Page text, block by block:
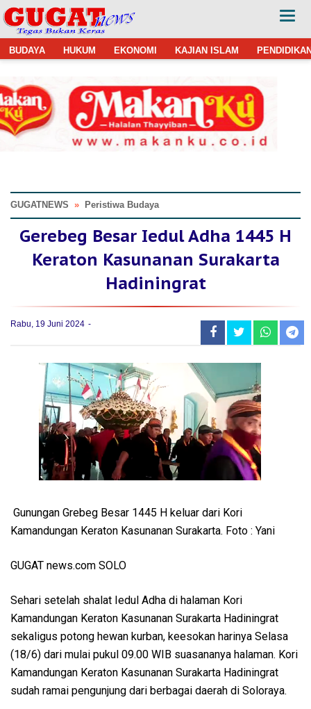
BUDAYA HUKUM EKONOMI KAJIAN ISLAM
GUGATNEWS » Peristiwa Budaya
Gerebeg Besar Iedul Adha 1445 H
Keraton Kasunanan Surakarta
Hadiningrat
Rabu, 19 Juni 2024
Gunungan Grebeg Besar 1445 H keluar dari Kori
Kamandungan Keraton Kasunanan Surakarta. Foto : Yani
GUGAT news.com SOLO
Sehari setelah shalat Iedul Adha di halaman Kori
Kamandungan Keraton Kasunanan Surakarta Hadiningrat
sekaligus potong hewan kurban, keesokan harinya Selasa
(18/6) dari mulai pukul 09.00 WIB suasananya halaman. Kori
Kamandungan Keraton Kasunanan Surakarta Hadiningrat
sudah ramai pengunjung dari berbagai daerah di Soloraya.